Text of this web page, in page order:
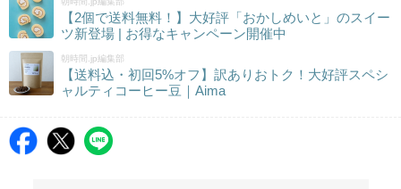
【2個で送料無料！】大好評「おかしめいと」のスイー
ツ新登場 | お得なキャンペーン開催中
朝時間.jp編集部
【送料込・初回5%オフ】訳ありおトク！大好評スペシ
ャルティコーヒー豆｜Aima